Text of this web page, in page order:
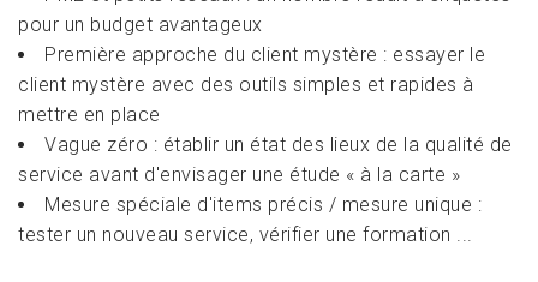
pour un budget avantageux
Première approche du client mystère : essayer le
client mystère avec des outils simples et rapides à
mettre en place
Vague zéro : établir un état des lieux de la qualité de
service avant d'envisager une étude « à la carte »
Mesure spéciale d'items précis / mesure unique :
tester un nouveau service, vérifier une formation ...